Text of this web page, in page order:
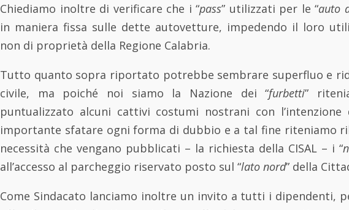
Chiediamo inoltre di verificare che i “pass” utilizzati per le “auto
in maniera fissa sulle dette autovetture, impedendo il loro
non di proprietà della Regione Calabria.
Tutto quanto sopra riportato potrebbe sembrare superfluo e
civile, ma poiché noi siamo la Nazione dei “furbetti”
puntualizzato alcuni cattivi costumi nostrani con
importante sfatare ogni forma di dubbio e a tal fine riteniamo
necessità che vengano pubblicati – la richiesta della CISAL – i “
all’accesso al parcheggio riservato posto sul “lato nord” della
Come Sindacato lanciamo inoltre un invito a tutti i dipendenti,